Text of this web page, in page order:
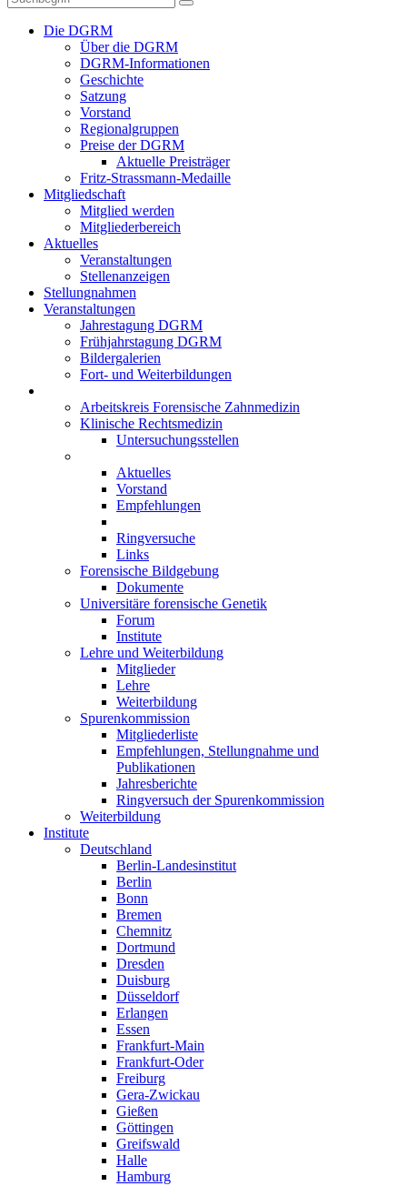
Die DGRM
Über die DGRM
DGRM-Informationen
Geschichte
Satzung
Vorstand
Regionalgruppen
Preise der DGRM
Aktuelle Preisträger
Fritz-Strassmann-Medaille
Mitgliedschaft
Mitglied werden
Mitgliederbereich
Aktuelles
Veranstaltungen
Stellenanzeigen
Stellungnahmen
Veranstaltungen
Jahrestagung DGRM
Frühjahrstagung DGRM
Bildergalerien
Fort- und Weiterbildungen
Arbeitskreis Forensische Zahnmedizin
Klinische Rechtsmedizin
Untersuchungsstellen
Aktuelles
Vorstand
Empfehlungen
Ringversuche
Links
Forensische Bildgebung
Dokumente
Universitäre forensische Genetik
Forum
Institute
Lehre und Weiterbildung
Mitglieder
Lehre
Weiterbildung
Spurenkommission
Mitgliederliste
Empfehlungen, Stellungnahme und
Publikationen
Jahresberichte
Ringversuch der Spurenkommission
Weiterbildung
Institute
Deutschland
Berlin-Landesinstitut
Berlin
Bonn
Bremen
Chemnitz
Dortmund
Dresden
Duisburg
Düsseldorf
Erlangen
Essen
Frankfurt-Main
Frankfurt-Oder
Freiburg
Gera-Zwickau
Gießen
Göttingen
Greifswald
Halle
Hamburg